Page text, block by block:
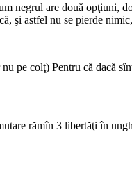
negrul are două opţiuni,
şi astfel nu se pierde
pe colţ) Pentru că dacă
rămîn 3 libertăţi în